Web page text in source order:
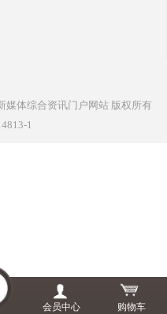
媒体综合资讯门户网站版权所有
1
会员中心 购物车